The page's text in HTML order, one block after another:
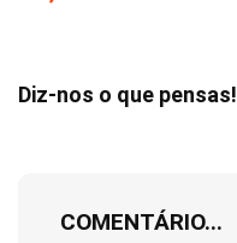
Diz-nos o que pensas!
COMENTÁRIO...